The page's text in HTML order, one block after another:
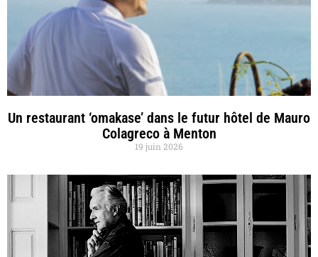
Un restaurant ‘omakase’ dans le futur hôtel de Mauro
Colagreco à Menton
19 juin 2026